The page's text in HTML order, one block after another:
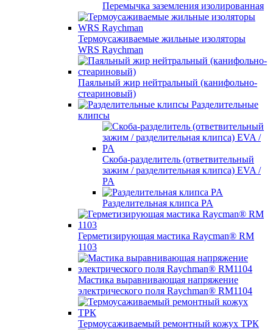
Перемычка заземления изолированная
Термоусаживаемые жильные изоляторы
WRS Raychman
Паяльный жир нейтральный (канифольно-
стеариновый)
Разделительные
клипсы
Скоба-разделитель (ответвительный
зажим / разделительная клипса) EVA /
PA
Разделительная клипса PA
Герметизирующая мастика Raycman® RM
1103
Мастика выравнивающая напряжение
электрического поля Raychman® RM1104
Термоусаживаемый ремонтный кожух ТРК